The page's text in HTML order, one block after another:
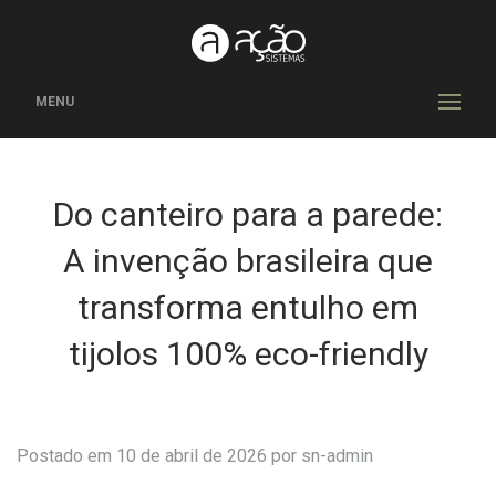
MENU
Do canteiro para a parede:
A invenção brasileira que
transforma entulho em
tijolos 100% eco-friendly
Postado em 10 de abril de 2026 por sn-admin